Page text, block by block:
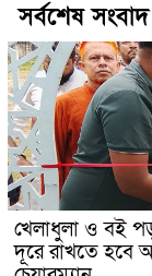
সর্বশেষ সংবাদ
খেলাধুলা ও বই
দূরে রাখতে হবে